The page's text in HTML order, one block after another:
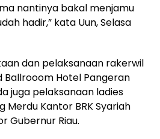
nantinya bakal menjamu
hadir,” kata Uun, Selasa
dan pelaksanaan rakerwil
Ballrooom Hotel Pangeran
juga pelaksanaan ladies
Merdu Kantor BRK Syariah
Gubernur Riau.